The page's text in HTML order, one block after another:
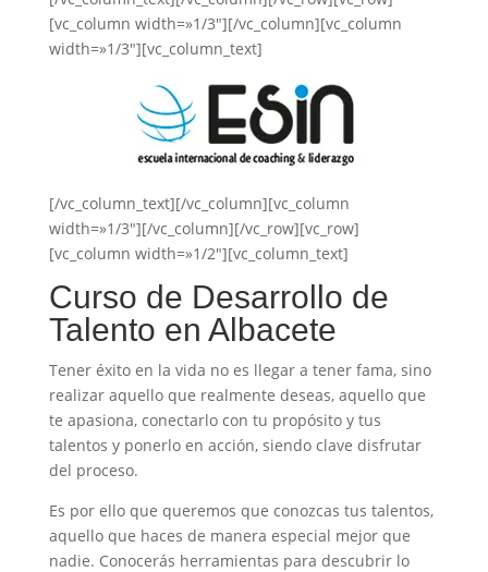
[vc_column width=»1/3″][/vc_column][vc_column
width=»1/3″][vc_column_text]
[/vc_column_text][/vc_column][vc_column
width=»1/3″][/vc_column][/vc_row][vc_row]
[vc_column width=»1/2″][vc_column_text]
Curso de Desarrollo de
Talento en Albacete
Tener éxito en la vida no es llegar a tener fama, sino
realizar aquello que realmente deseas, aquello que
te apasiona, conectarlo con tu propósito y tus
talentos y ponerlo en acción, siendo clave disfrutar
del proceso.
Es por ello que queremos que conozcas tus talentos,
aquello que haces de manera especial mejor que
nadie. Conocerás herramientas para descubrir lo